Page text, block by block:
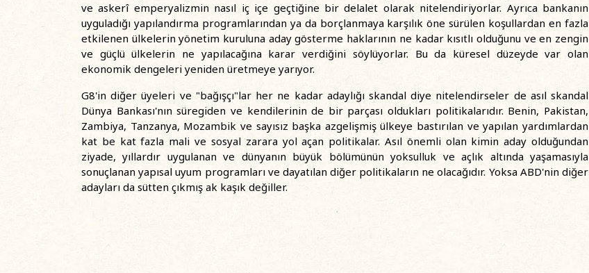
ve askerî emperyalizmin nasıl iç içe geçtiğine bir delalet olarak nitelendiriyorlar. Ayrıca bankanın
uyguladığı yapılandırma programlarından ya da borçlanmaya karşılık öne sürülen koşullardan en fazla
etkilenen ülkelerin yönetim kuruluna aday gösterme haklarının ne kadar kısıtlı olduğunu ve en zengin
ve güçlü ülkelerin ne yapılacağına karar verdiğini söylüyorlar. Bu da küresel düzeyde var olan
ekonomik dengeleri yeniden üretmeye yarıyor.
G8'in diğer üyeleri ve "bağışçı"lar her ne kadar adaylığı skandal diye nitelendirseler de asıl skandal
Dünya Bankası'nın süregiden ve kendilerinin de bir parçası oldukları politikalarıdır. Benin, Pakistan,
Zambiya, Tanzanya, Mozambik ve sayısız başka azgelişmiş ülkeye bastırılan ve yapılan yardımlardan
kat be kat fazla mali ve sosyal zarara yol açan politikalar. Asıl önemli olan kimin aday olduğundan
ziyade, yıllardır uygulanan ve dünyanın büyük bölümünün yoksulluk ve açlık altında yaşamasıyla
sonuçlanan yapısal uyum programları ve dayatılan diğer politikaların ne olacağıdır. Yoksa ABD'nin diğer
adayları da sütten çıkmış ak kaşık değiller.